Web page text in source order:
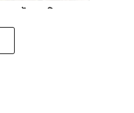
स्थलों पर ध्वनि प्रदूषण
मस्जिद से 3